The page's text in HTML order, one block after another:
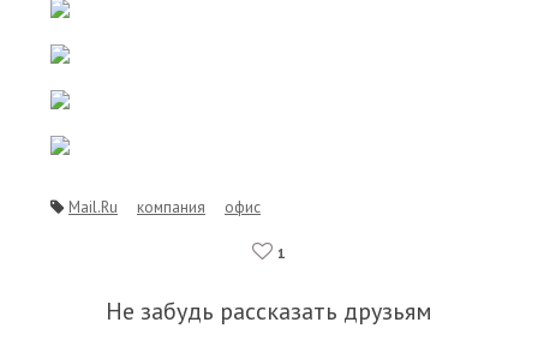
Mail.Ru компания офис
1
Не забудь рассказать друзьям